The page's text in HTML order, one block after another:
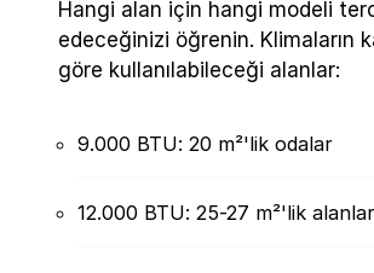
Hangi alan için hangi modeli
edeceğinizi öğrenin. Klimaların
göre kullanılabileceği alanlar:
9.000 BTU: 20 m²'lik odalar
12.000 BTU: 25-27 m²'lik alanlar